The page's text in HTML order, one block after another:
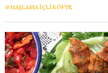
HAŞLAMA IÇLI KÖFTE